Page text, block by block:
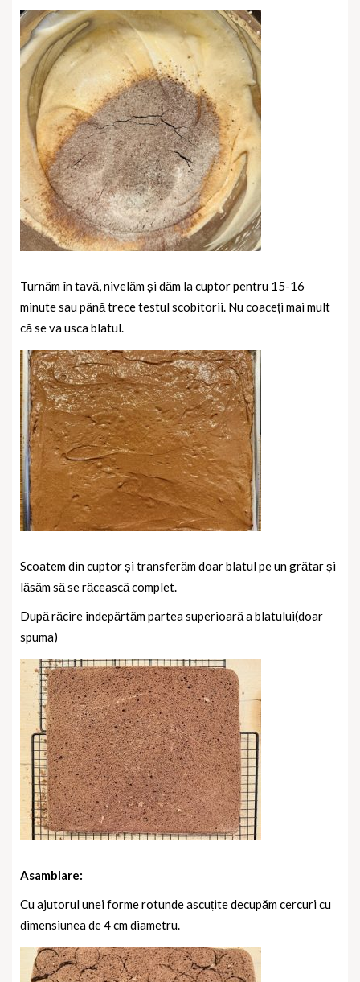
Turnăm în tavă, nivelăm și dăm la cuptor pentru 15-16
minute sau până trece testul scobitorii. Nu coaceți mai mult
că se va usca blatul.
Scoatem din cuptor și transferăm doar blatul pe un grătar și
lăsăm să se răcească complet.
După răcire îndepărtăm partea superioară a blatului(doar
spuma)
Asamblare:
Cu ajutorul unei forme rotunde ascuțite decupăm cercuri cu
dimensiunea de 4 cm diametru.